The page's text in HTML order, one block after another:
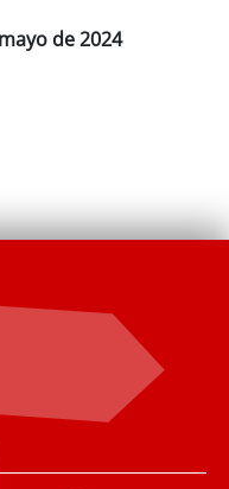
de 2024